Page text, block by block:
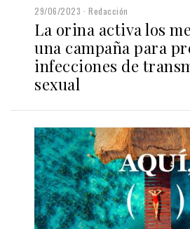
29/06/2023 Redacción
La orina activa los
una campaña para
infecciones de
sexual